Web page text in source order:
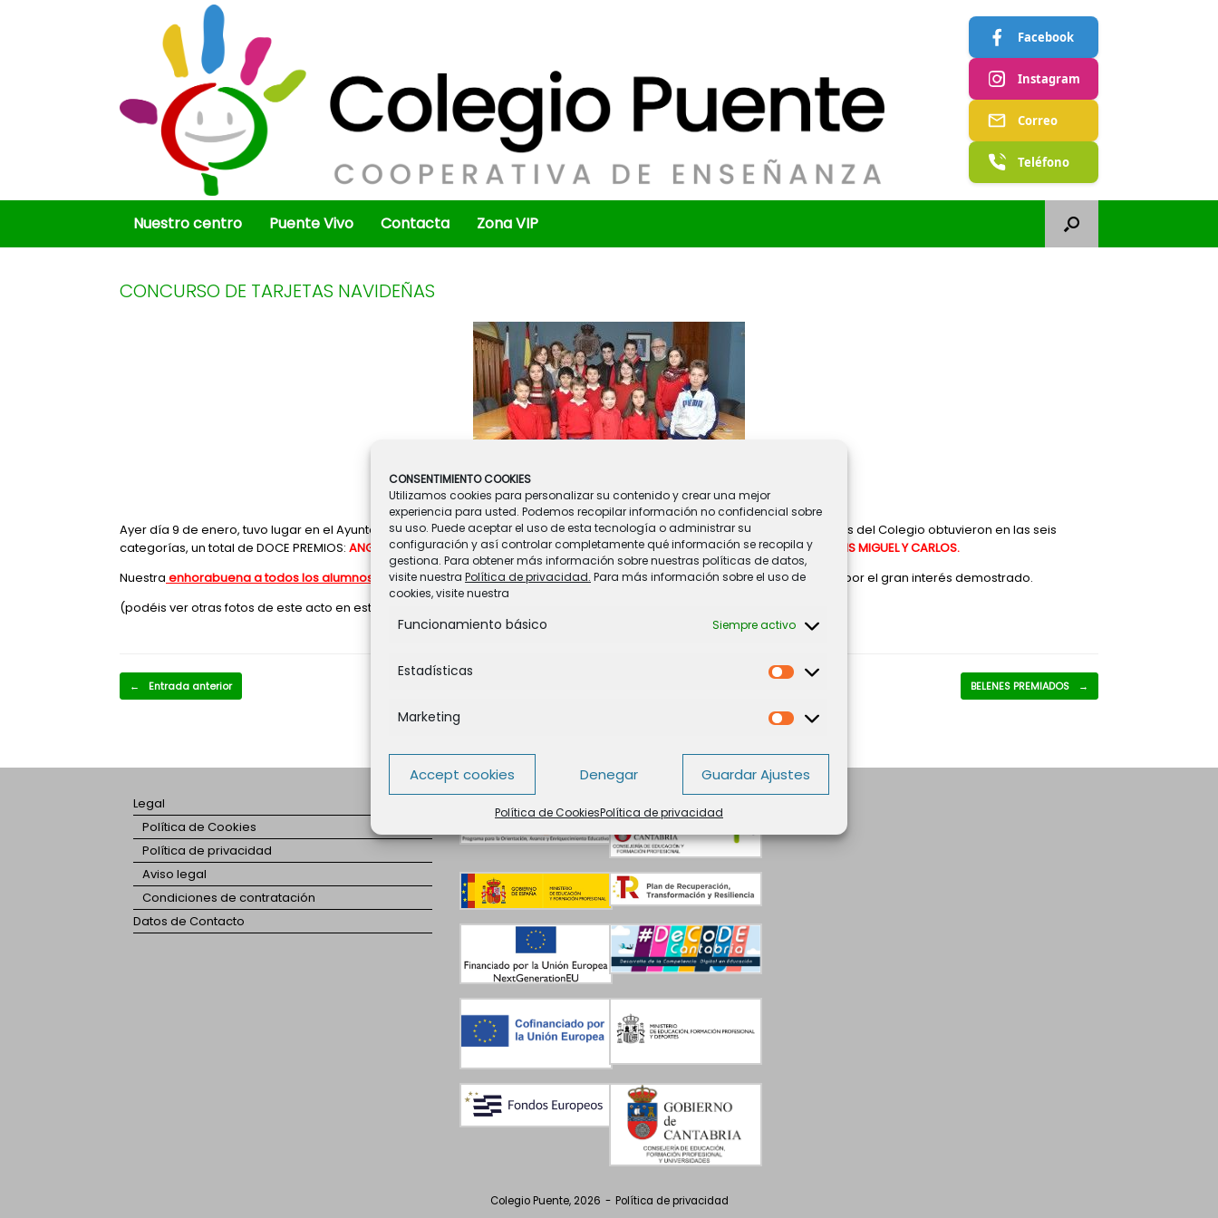
CONSENTIMIENTO COOKIES
Utilizamos cookies para personalizar su contenido y crear una mejor
experiencia para usted. Podemos recopilar información no confidencial sobre
su uso. Puede aceptar el uso de esta tecnología o administrar su
configuración y así controlar completamente qué información se recopila y
gestiona. Para obtener más información sobre nuestras políticas de datos,
visite nuestra Política de privacidad. Para más información sobre el uso de
cookies, visite nuestra
Funcionamiento básico Siempre activo
Estadísticas Estadísticas
Marketing Marketing
Accept cookies Denegar Guardar Ajustes
Política de CookiesPolítica de privacidad
Facebook
Instagram
Correo
Teléfono
Nuestro centro Puente Vivo Contacta Zona VIP
CONCURSO DE TARJETAS NAVIDEÑAS
Ayer día 9 de enero, tuvo lugar en el Ayuntamiento la entrega de los premios a las mejores Tarjetas Navideñas. Los alumnos del Colegio obtuvieron en las seis
categorías, un total de DOCE PREMIOS: ANGÉLICA, SARA, DANIELA, IVÁN, ALEJANDRO, MARIBELLA, ILIAS, LAURA, EVA, SANTIAGO, LUIS MIGUEL Y CARLOS.
Nuestra enhorabuena a todos los alumnos, así como a sus Profesores, por los magníficos resultados obtenidos así como por el gran interés demostrado.
(podéis ver otras fotos de este acto en esta misma página web)
Navegador de artículos
← Entrada anterior BELENES PREMIADOS →
Legal
Política de Cookies
Política de privacidad
Aviso legal
Condiciones de contratación
Datos de Contacto
Colegio Puente, 2026 Política de privacidad